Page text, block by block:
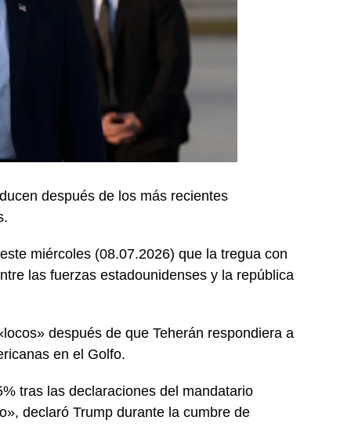
después de los más recientes
miércoles (08.07.2026) que la tregua con
las fuerzas estadounidenses y la república
después de que Teherán respondiera a
en el Golfo.
tras las declaraciones del mandatario
declaró Trump durante la cumbre de